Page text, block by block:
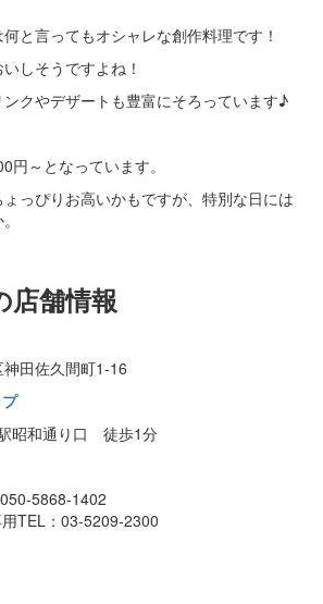
と言ってもオシャレな創作料理です！
しそうですよね！
クやデザートも豊富にそろっています♪
円～となっています。
っぴりお高いかもですが、特別な日には
店舗情報
田佐久間町1-16
昭和通り口 徒歩1分
5868-1402
TEL：03-5209-2300